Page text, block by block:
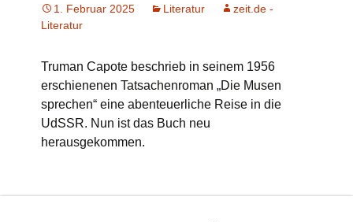
1. Februar 2025 Literatur
zeit.de -
Literatur
Truman Capote beschrieb in seinem 1956
erschienenen Tatsachenroman „Die Musen
sprechen“ eine abenteuerliche Reise in die
UdSSR. Nun ist das Buch neu
herausgekommen.